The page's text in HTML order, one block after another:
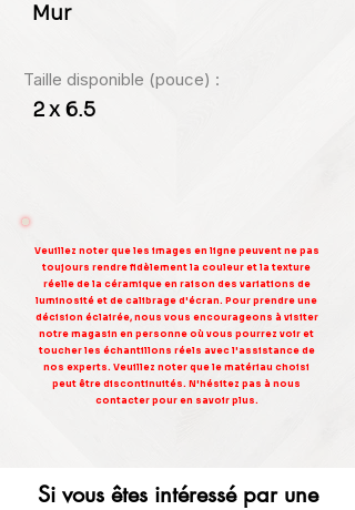
Mur
Taille disponible (pouce) :
2 x 6.5
Veuillez noter que les images en ligne peuvent ne pas
toujours rendre fidèlement la couleur et la texture
réelle de la céramique en raison des variations de
luminosité et de calibrage d'écran. Pour prendre une
décision éclairée, nous vous encourageons à visiter
notre magasin en personne où vous pourrez voir et
toucher les échantillons réels avec l'assistance de
nos experts. Veuillez noter que le matériau choisi
peut être discontinuités. N'hésitez pas à nous
contacter pour en savoir plus.
Si vous êtes intéressé par une